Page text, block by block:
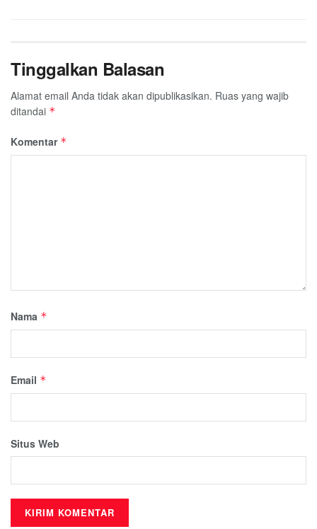
Tinggalkan Balasan
Alamat email Anda tidak akan dipublikasikan. Ruas yang wajib
ditandai *
Komentar *
Nama *
Email *
Situs Web